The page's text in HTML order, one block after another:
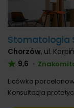
Stomatologia
Chorzów, ul.
9,6 •
Licówka
Konsultacja